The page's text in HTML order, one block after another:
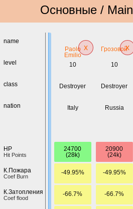
Основные / Main
name
level
class
nation
HP
Hit Points
К.Пожара
Coef Burn
К.Затопления
Coef flood
Paolo
Emilio
x
10
Destroyer
Italy
24700
(28k)
-49.95%
-66.7%
Грозовойx
10
Destroyer
Russia
20900
(24k)
-49.95%
-66.7%